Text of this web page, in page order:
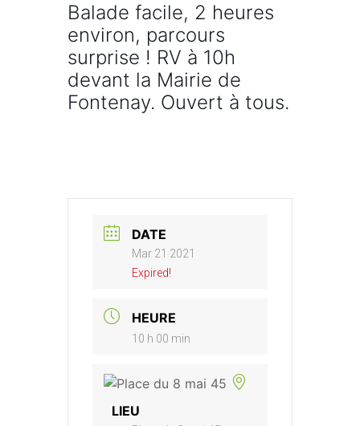
Balade facile, 2 heures
environ, parcours
surprise ! RV à 10h
devant la Mairie de
Fontenay. Ouvert à tous.
DATE
Mar 21 2021
Expired!
HEURE
10 h 00 min
LIEU